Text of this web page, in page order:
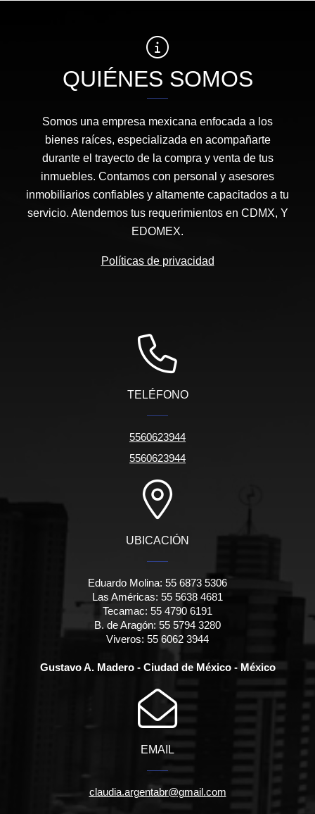
QUIÉNES SOMOS
Somos una empresa mexicana enfocada a los
bienes raíces, especializada en acompañarte
durante el trayecto de la compra y venta de tus
inmuebles. Contamos con personal y asesores
inmobiliarios confiables y altamente capacitados a tu
servicio. Atendemos tus requerimientos en CDMX, Y
EDOMEX.
Políticas de privacidad
TELÉFONO
5560623944
5560623944
UBICACIÓN
Eduardo Molina: 55 6873 5306
Las Américas: 55 5638 4681
Tecamac: 55 4790 6191
B. de Aragón: 55 5794 3280
Viveros: 55 6062 3944
Gustavo A. Madero - Ciudad de México - México
EMAIL
claudia.argentabr@gmail.com